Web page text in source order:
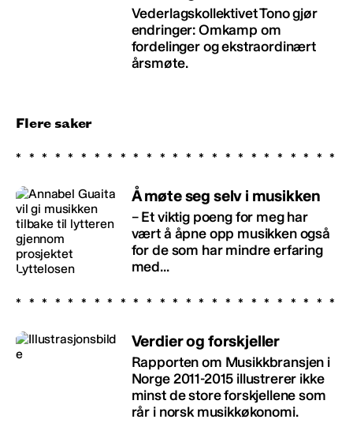
Vederlagskollektivet Tono gjør
endringer: Omkamp om
fordelinger og ekstraordinært
årsmøte.
Flere saker
Å møte seg selv i musikken
– Et viktig poeng for meg har
vært å åpne opp musikken også
for de som har mindre erfaring
med...
Verdier og forskjeller
Rapporten om Musikkbransjen i
Norge 2011-2015 illustrerer ikke
minst de store forskjellene som
rår i norsk musikkøkonomi.